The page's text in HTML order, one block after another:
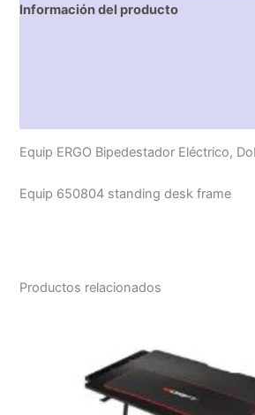
Información del producto
Equip ERGO Bipedestador Eléctrico,
Equip 650804 standing desk frame
Productos relacionados